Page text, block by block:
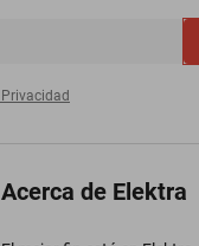
Acerca de Elektra